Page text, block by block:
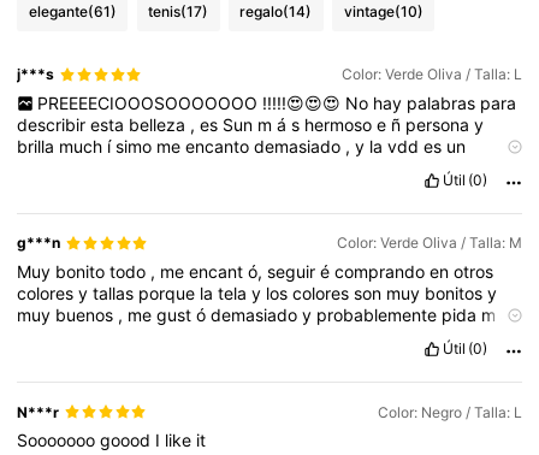
elegante(61) tenis(17) regalo(14) vintage(10)
j***s Color: Verde Oliva / Talla: L
PREEEECIOOOSOOOOOOO !!!!!😍😍😍 No hay palabras para
describiresta belleza ,es Sun más hermosoe ñ personay
brilla much ísimo meencantodemasiado ,y lavddes un
Resalta
a🥰🥰Me
fascino🩷
Útil (0)
g***n Color: Verde Oliva / Talla: M
Muy bonitotodo , meencantó,seguirécomprandoenotros
coloresytallas porque latelay loscoloresson muy bonitosy
muy buenos , megustódemasiadoy probablemente pida m
á
Útil (0)
N***r Color: Negro / Talla: L
Sooooooogoood I like it